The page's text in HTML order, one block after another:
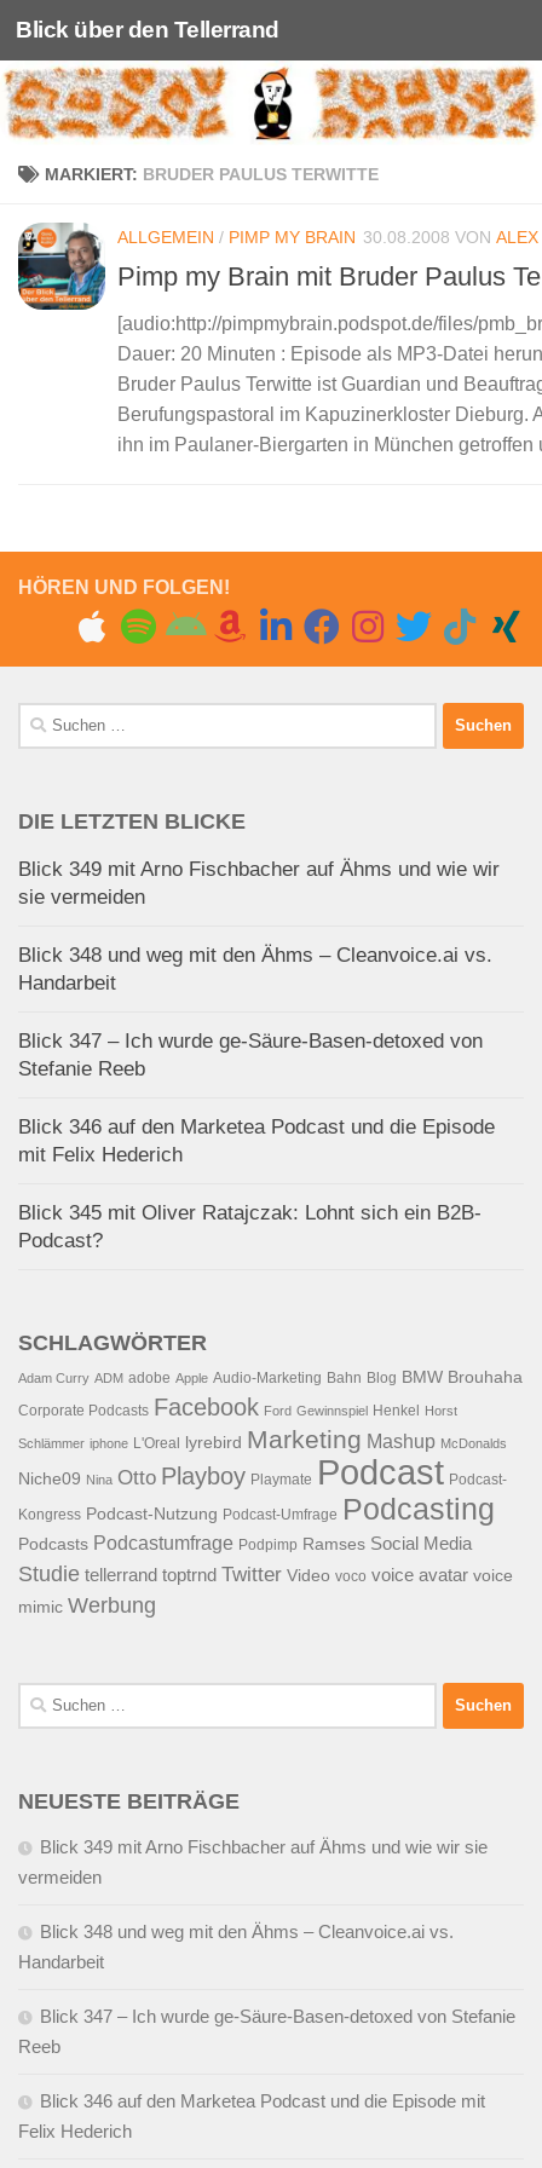
Unter dem Inhalt
Blick über den Tellerrand
MARKIERT: BRUDER PAULUS TERWITTE
ALLGEMEIN / PIMP MY BRAIN 30.08.2008 VON
Pimp my Brain mit Bruder Paulus
[audio:http://pimpmybrain.podspot.de/files/
Dauer: 20 Minuten : Episode als MP3-Datei
Bruder Paulus Terwitte ist Guardian und
Berufungspastoral im Kapuzinerkloster Dieburg.
ihn im Paulaner-Biergarten in München getroffen
HÖREN UND FOLGEN!
Suchen
nach:
DIE LETZTEN BLICKE
Blick 349 mit Arno Fischbacher auf Ähms und wie wir
sie vermeiden
Blick 348 und weg mit den Ähms – Cleanvoice.ai vs.
Handarbeit
Blick 347 – Ich wurde ge-Säure-Basen-detoxed von
Stefanie Reeb
Blick 346 auf den Marketea Podcast und die Episode
mit Felix Hederich
Blick 345 mit Oliver Ratajczak: Lohnt sich ein B2B-
Podcast?
SCHLAGWÖRTER
Adam Curry ADM adobe Apple Audio-Marketing Bahn Blog BMW Brouhaha
Corporate Podcasts Facebook Ford Gewinnspiel Henkel Horst
Schlämmer iphone L'Oreal lyrebird Marketing Mashup McDonalds
Niche09 Nina Otto Playboy Playmate Podcast Podcast-
Kongress Podcast-Nutzung Podcast-Umfrage Podcasting
Podcasts Podcastumfrage Podpimp Ramses Social Media
Studie tellerrand toptrnd Twitter Video voco voice avatar voice
mimic Werbung
Suchen
nach:
NEUESTE BEITRÄGE
Blick 349 mit Arno Fischbacher auf Ähms und wie wir sie
vermeiden
Blick 348 und weg mit den Ähms – Cleanvoice.ai vs.
Handarbeit
Blick 347 – Ich wurde ge-Säure-Basen-detoxed von Stefanie
Reeb
Blick 346 auf den Marketea Podcast und die Episode mit
Felix Hederich